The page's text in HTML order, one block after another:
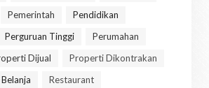
Pemerintah
Pendidikan
Perguruan Tinggi
Perumahan
Dijual
Properti Dikontrakan
Restaurant